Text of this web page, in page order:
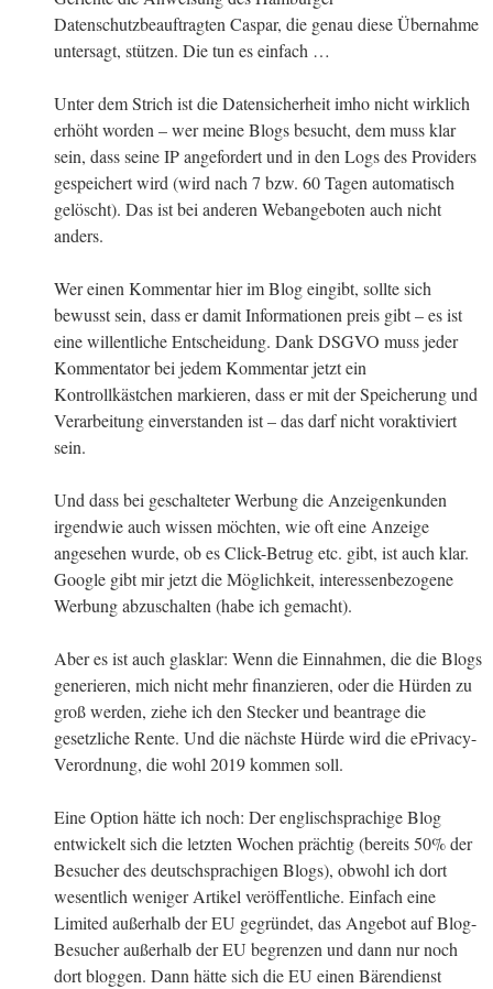
Datenschutzbeauftragten Caspar, die genau diese Übernahme
untersagt, stützen. Die tun es einfach …
Unter dem Strich ist die Datensicherheit imho nicht wirklich
erhöht worden – wer meine Blogs besucht, dem muss klar
sein, dass seine IP angefordert und in den Logs des Providers
gespeichert wird (wird nach 7 bzw. 60 Tagen automatisch
gelöscht). Das ist bei anderen Webangeboten auch nicht
anders.
Wer einen Kommentar hier im Blog eingibt, sollte sich
bewusst sein, dass er damit Informationen preis gibt – es ist
eine willentliche Entscheidung. Dank DSGVO muss jeder
Kommentator bei jedem Kommentar jetzt ein
Kontrollkästchen markieren, dass er mit der Speicherung und
Verarbeitung einverstanden ist – das darf nicht voraktiviert
sein.
Und dass bei geschalteter Werbung die Anzeigenkunden
irgendwie auch wissen möchten, wie oft eine Anzeige
angesehen wurde, ob es Click-Betrug etc. gibt, ist auch klar.
Google gibt mir jetzt die Möglichkeit, interessenbezogene
Werbung abzuschalten (habe ich gemacht).
Aber es ist auch glasklar: Wenn die Einnahmen, die die Blogs
generieren, mich nicht mehr finanzieren, oder die Hürden zu
groß werden, ziehe ich den Stecker und beantrage die
gesetzliche Rente. Und die nächste Hürde wird die ePrivacy-
Verordnung, die wohl 2019 kommen soll.
Eine Option hätte ich noch: Der englischsprachige Blog
entwickelt sich die letzten Wochen prächtig (bereits 50% der
Besucher des deutschsprachigen Blogs), obwohl ich dort
wesentlich weniger Artikel veröffentliche. Einfach eine
Limited außerhalb der EU gegründet, das Angebot auf Blog-
Besucher außerhalb der EU begrenzen und dann nur noch
dort bloggen. Dann hätte sich die EU einen Bärendienst